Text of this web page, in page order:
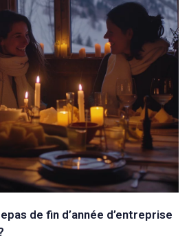
de fin d’année d’entreprise